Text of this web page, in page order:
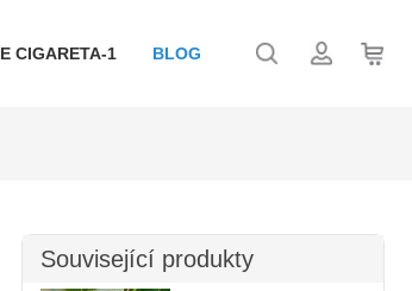
E CIGARETA-1 BLOG
Související produkty